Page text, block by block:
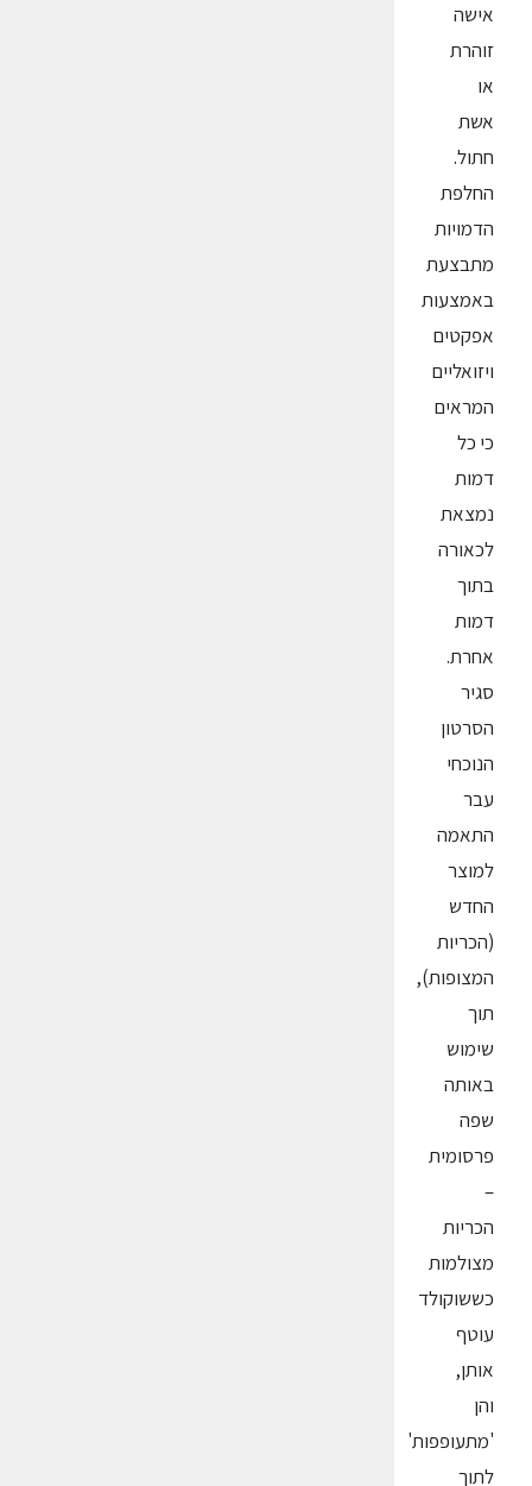
אישה
זוהרת
או
אשת
חתול.
החלפת
הדמויות
מתבצעת
באמצעות
אפקטים
ויזואליים
המראים
כי כל
דמות
נמצאת
לכאורה
בתוך
דמות
אחרת.
סגיר
הסרטון
הנוכחי
עבר
התאמה
למוצר
החדש
(הכריות
המצופות),
תוך
שימוש
באותה
שפה
פרסומית
–
הכריות
מצולמות
כששוקולד
עוטף
אותן,
והן
'מתעופפות'
לתוך